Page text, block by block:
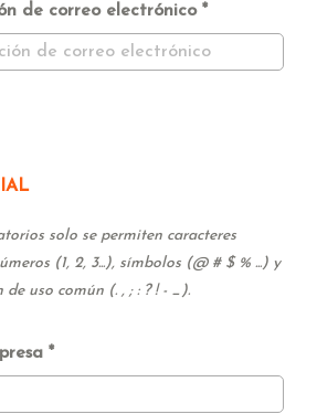
de correo electrónico
solo se permiten caracteres
(1, 2, 3...), símbolos (@ # $ % ...) y
uso común (. , ; : ? ! - _).